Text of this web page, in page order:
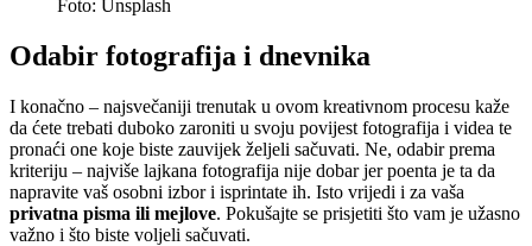
Foto: Unsplash
Odabir fotografija i dnevnika
I konačno – najsvečaniji trenutak u ovom kreativnom procesu kaže
da ćete trebati duboko zaroniti u svoju povijest fotografija i videa te
pronaći one koje biste zauvijek željeli sačuvati. Ne, odabir prema
kriteriju – najviše lajkana fotografija nije dobar jer poenta je ta da
napravite vaš osobni izbor i isprintate ih. Isto vrijedi i za vaša
privatna pisma ili mejlove. Pokušajte se prisjetiti što vam je užasno
važno i što biste voljeli sačuvati.